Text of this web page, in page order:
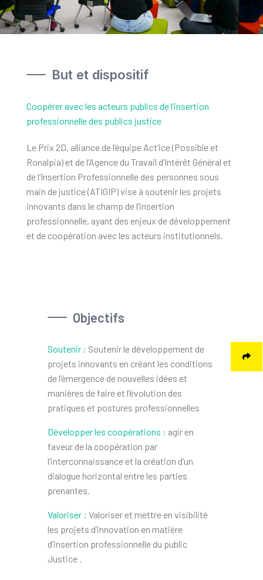
But et dispositif
Coopérer avec les acteurs publics de l’insertion
professionnelle des publics justice
Le Prix 2D, alliance de l’équipe Act’ice (Possible et
Ronalpia) et de l’Agence du Travail d’Intérêt Général et
de l’Insertion Professionnelle des personnes sous
main de justice (ATIGIP) vise à soutenir les projets
innovants dans le champ de l’insertion
professionnelle, ayant des enjeux de développement
et de coopération avec les acteurs institutionnels.
Objectifs
Soutenir : Soutenir le développement de
projets innovants en créant les conditions
de l’émergence de nouvelles idées et
manières de faire et l’évolution des
pratiques et postures professionnelles
Développer les coopérations : agir en
faveur de la coopération par
l’interconnaissance et la création d’un
dialogue horizontal entre les parties
prenantes.
Valoriser : Valoriser et mettre en visibilité
les projets d’innovation en matière
d’insertion professionnelle du public
Justice .